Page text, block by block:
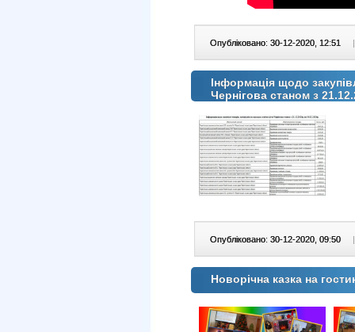
Опубліковано: 30-12-2020, 12:51 |
Інформація щодо
Чернігова станом з
Опубліковано: 30-12-2020, 09:50 |
Новорічна казка на